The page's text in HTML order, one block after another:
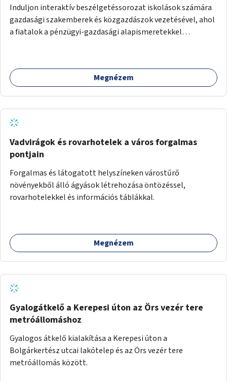
Induljon interaktív beszélgetéssorozat iskolások számára
gazdasági szakemberek és közgazdászok vezetésével, ahol
a fiatalok a pénzügyi-gazdasági alapismeretekkel
számára, önkormányzati intézményben vagy külső
helyszínen iskolai együttműködéssel. A szervezést az
gyerekek bevonására is. A program pilot jelleggel indulna,
több korosztály számára.
Megnézem
Vadvirágok és rovarhotelek a város forgalmas
pontjain
Forgalmas és látogatott helyszíneken várostűrő
növényekből álló ágyások létrehozása öntözéssel,
rovarhotelekkel és információs táblákkal.
Megnézem
Gyalogátkelő a Kerepesi úton az Örs vezér tere
metróállomáshoz
Gyalogos átkelő kialakítása a Kerepesi úton a
Bolgárkertész utcai lakótelep és az Örs vezér tere
metróállomás között.